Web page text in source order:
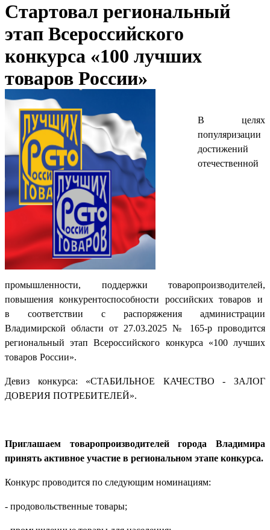
Стартовал региональный
этап Всероссийского
конкурса «100 лучших
товаров России»
В целях
популяризации
достижений
отечественной
промышленности, поддержки товаропроизводителей,
повышения конкурентоспособности российских товаров и
в соответствии с распоряжения администрации
Владимирской области от 27.03.2025 № 165-р проводится
региональный этап Всероссийского конкурса «100 лучших
товаров России».
Девиз конкурса: «СТАБИЛЬНОЕ КАЧЕСТВО - ЗАЛОГ
ДОВЕРИЯ ПОТРЕБИТЕЛЕЙ».
Приглашаем товаропроизводителей города Владимира
принять активное участие в региональном этапе конкурса.
Конкурс проводится по следующим номинациям:
- продовольственные товары;